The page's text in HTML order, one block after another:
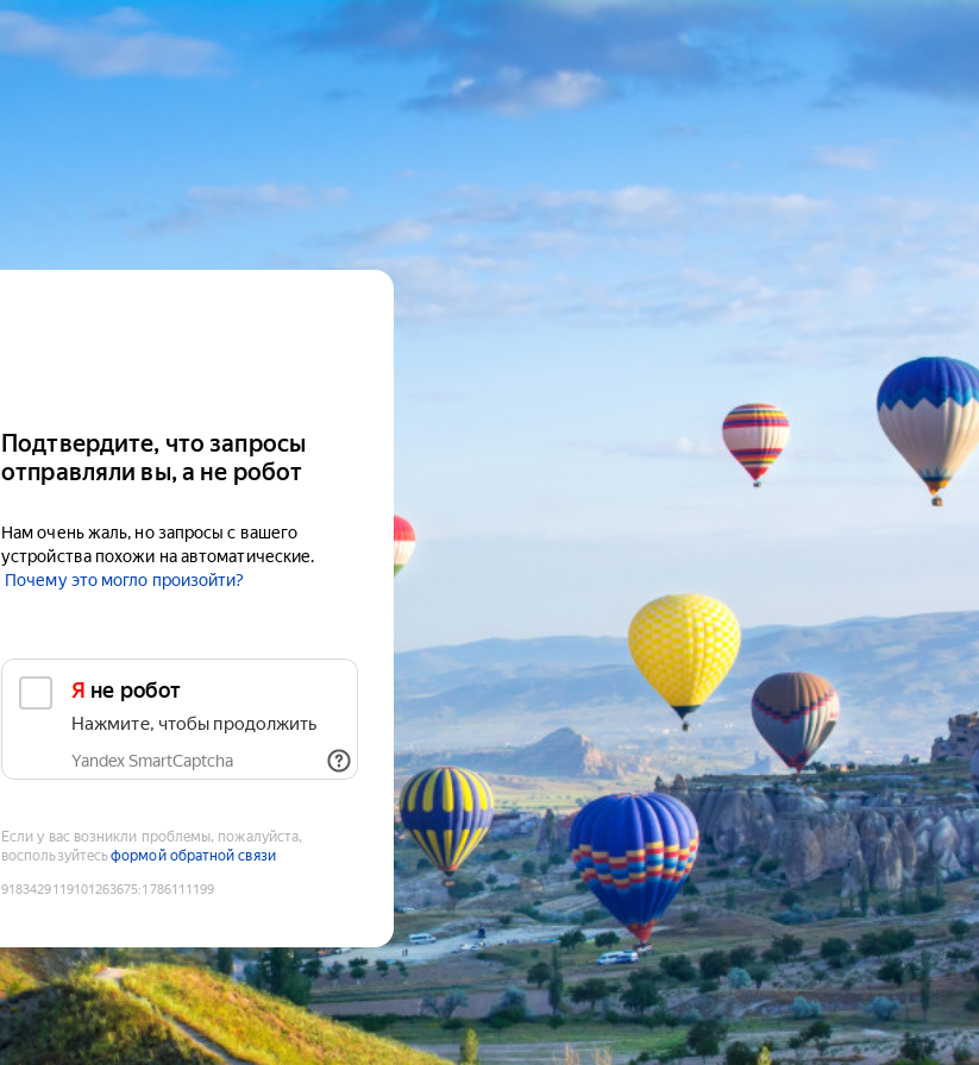
Подтвердите, что запросы
отправляли вы, а не робот
Нам очень жаль, но запросы с вашего
устройства похожи на автоматические.
Почему это могло произойти?
Я не робот
Нажмите, чтобы продолжить
Yandex SmartCaptcha
Если у вас возникли проблемы, пожалуйста,
воспользуйтесьформой обратной связи
9183429119101263675:1786111199